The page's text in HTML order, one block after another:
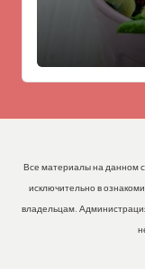
Все материалы на данном
исключительно в
владельцам.